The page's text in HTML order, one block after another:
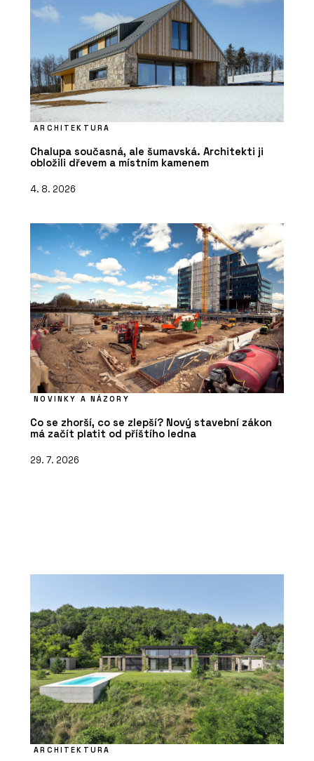
ARCHITEKTURA
Chalupa současná, ale šumavská. Architekti ji
obložili dřevem a místním kamenem
4. 8. 2026
NOVINKY A NÁZORY
Co se zhorší, co se zlepší? Nový stavební zákon
má začít platit od příštího ledna
29. 7. 2026
ARCHITEKTURA